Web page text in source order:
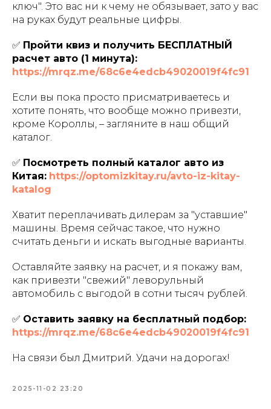
ключ". Это вас ни к чему не обязывает, зато у вас
на руках будут реальные цифры.
✅ Пройти квиз и получить БЕСПЛАТНЫЙ
расчет авто (1 минута):
https://mrqz.me/68c6e4edcb49020019f4fc91
Если вы пока просто присматриваетесь и
хотите понять, что вообще можно привезти,
кроме Короллы, – загляните в наш общий
каталог.
✅ Посмотреть полный каталог авто из
Китая: https://optomizkitay.ru/avto-iz-kitay-
katalog
Хватит переплачивать дилерам за "уставшие"
машины. Время сейчас такое, что нужно
считать деньги и искать выгодные варианты.
Оставляйте заявку на расчет, и я покажу вам,
как привезти "свежий" леворульный
автомобиль с выгодой в сотни тысяч рублей.
✅ Оставить заявку на бесплатный подбор:
https://mrqz.me/68c6e4edcb49020019f4fc91
На связи был Дмитрий. Удачи на дорогах!
2025-11-02 23:20